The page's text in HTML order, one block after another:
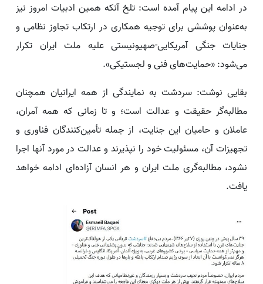
در ادامه این پیام آمده است: تلخ آنکه همین ادبیات امروز نیز
به‌عنوان پوششی برای توجیه همکاری در ارتکاب تجاوز نظامی و
جنایات جنگی آمریکایی-صهیونیستی علیه ملت ایران تکرار
می‌شود: «حمایت‌های فنی و لجستیکی».
بقایی نوشت: سردشت به نمایندگی از همه ایرانیان همچنان
مطالبه‌گر حقیقت و عدالت است؛ و تا زمانی که همه آمران،
عاملان و حامیان این جنایت، از جمله تأمین‌کنندگان فناوری و
تجهیزات آن، مسئولیت خود را نپذیرند و عدالت در مورد آنها اجرا
نشود، مطالبه‌گری ملت ایران و هر انسان آزاده‌ای ادامه خواهد
یافت.